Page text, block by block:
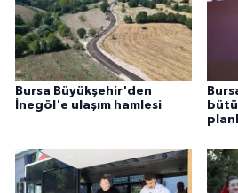
Bursa Büyükşehir'den
İnegöl'e ulaşım hamlesi